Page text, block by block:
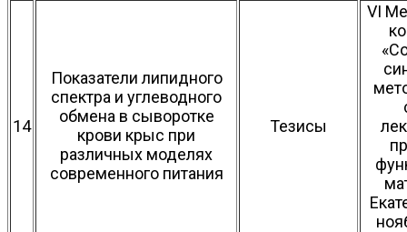
14
Показатели липидного
спектра и углеводного
обмена в сыворотке
крови крыс при
различных моделях
современного питания
Тезисы
VI